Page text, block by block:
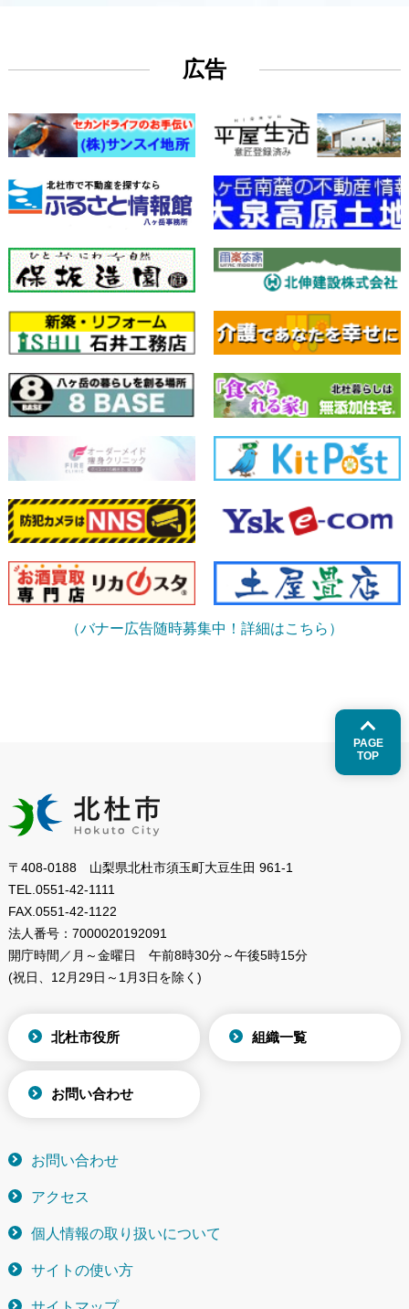
広告
（バナー広告随時募集中！詳細はこちら）
PAGE
TOP
〒408-0188 山梨県北杜市須玉町大豆生田 961-1
TEL. 0551-42-1111
FAX. 0551-42-1122
法人番号： 7000020192091
開庁時間／月～金曜日
午前8時30分～午後5時15分
(祝日、12月29日～1月3日を除く)
北杜市役所 組織一覧
お問い合わせ
お問い合わせ
アクセス
個人情報の取り扱いについて
サイトの使い方